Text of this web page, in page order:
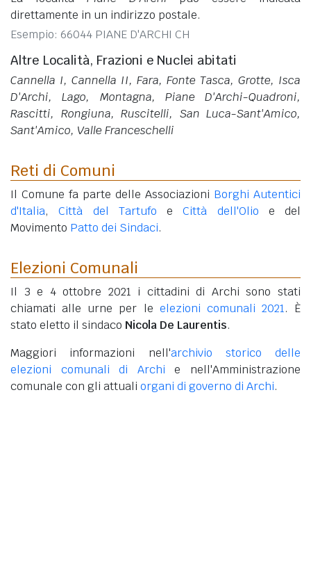
direttamente in un indirizzo postale.
Esempio: 66044 PIANE D'ARCHI CH
Altre Località, Frazioni e Nuclei abitati
Cannella I, Cannella II, Fara, Fonte Tasca, Grotte, Isca
D'Archi, Lago, Montagna, Piane D'Archi-Quadroni,
Rascitti, Rongiuna, Ruscitelli, San Luca-Sant'Amico,
Sant'Amico, Valle Franceschelli
Reti di Comuni
Il Comune fa parte delle Associazioni Borghi Autentici
d'Italia,Città del Tartufo eCittà dell'Olio e del
Movimento Patto dei Sindaci.
Elezioni Comunali
Il 3 e 4 ottobre 2021 i cittadini di Archi sono stati
chiamati alle urne per le elezioni comunali 2021. È
stato eletto il sindaco Nicola De Laurentis.
Maggiori informazioni nell'archivio storico delle
elezioni comunali di Archi e nell'Amministrazione
comunale con gli attuali organi di governo di Archi.